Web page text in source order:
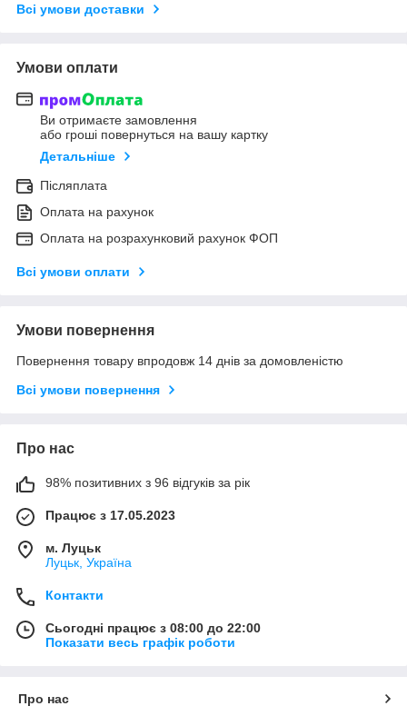
Всі умови доставки
Умови оплати
Ви отримаєте замовлення
або гроші повернуться на вашу картку
Детальніше
Післяплата
Оплата на рахунок
Оплата на розрахунковий рахунок ФОП
Всі умови оплати
Умови повернення
Повернення товару впродовж 14 днів за домовленістю
Всі умови повернення
Про нас
98% позитивних з 96 відгуків за рік
Працює з 17.05.2023
м. Луцьк
Луцьк, Україна
Контакти
Сьогодні працює з 08:00 до 22:00
Показати весь графік роботи
Про нас